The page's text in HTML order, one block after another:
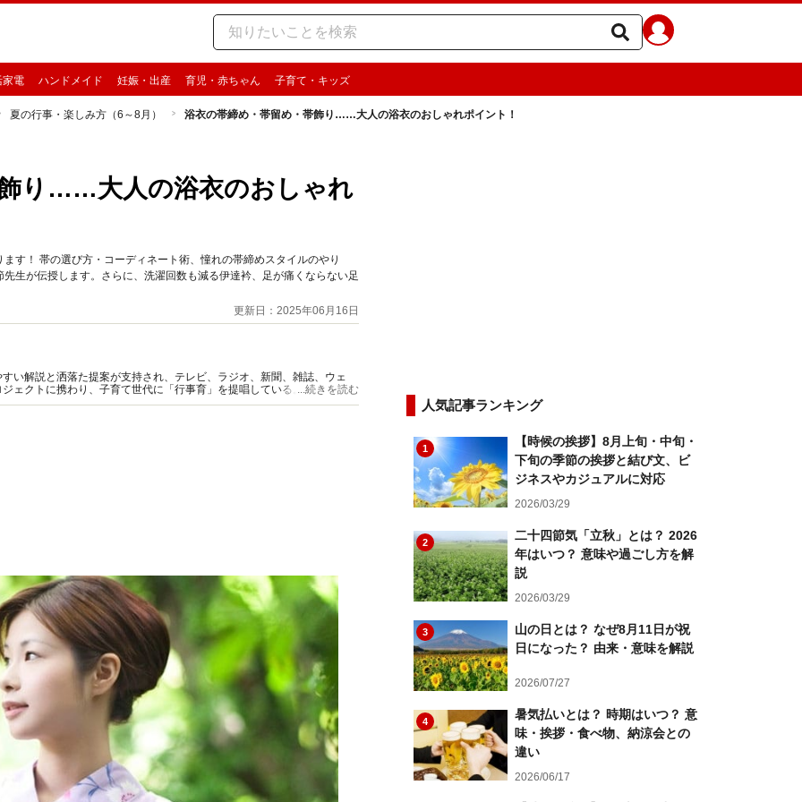
家電 ハンドメイド 妊娠・出産 育児・赤ちゃん 子育て・キッズ
夏の行事・楽しみ方（6～8月） 浴衣の帯締め・帯留め・帯飾り……大人の浴衣のおしゃれポイント！
り……大人の浴衣のおしゃれ
す！ 帯の選び方・コーディネート術、憧れの帯締めスタイルのやり
生が伝授します。さらに、洗濯回数も減る伊達衿、足が痛くならない足
更新日：2025年06月16日
い解説と洒落た提案が支持され、テレビ、ラジオ、新聞、雑誌、ウェ
ェクトに携わり、子育て世代に「行事育」を提唱している。著書、監修
...続きを読む
人気記事ランキング
1
【時候の挨拶】8月上旬・中旬・
下旬の季節の挨拶と結び文、ビ
ジネスやカジュアルに対応
2026/03/29
2
二十四節気「立秋」とは？ 2026
年はいつ？ 意味や過ごし方を解
説
2026/03/29
3
山の日とは？ なぜ8月11日が祝
日になった？ 由来・意味を解説
2026/07/27
4
暑気払いとは？ 時期はいつ？ 意
味・挨拶・食べ物、納涼会との
違い
2026/06/17